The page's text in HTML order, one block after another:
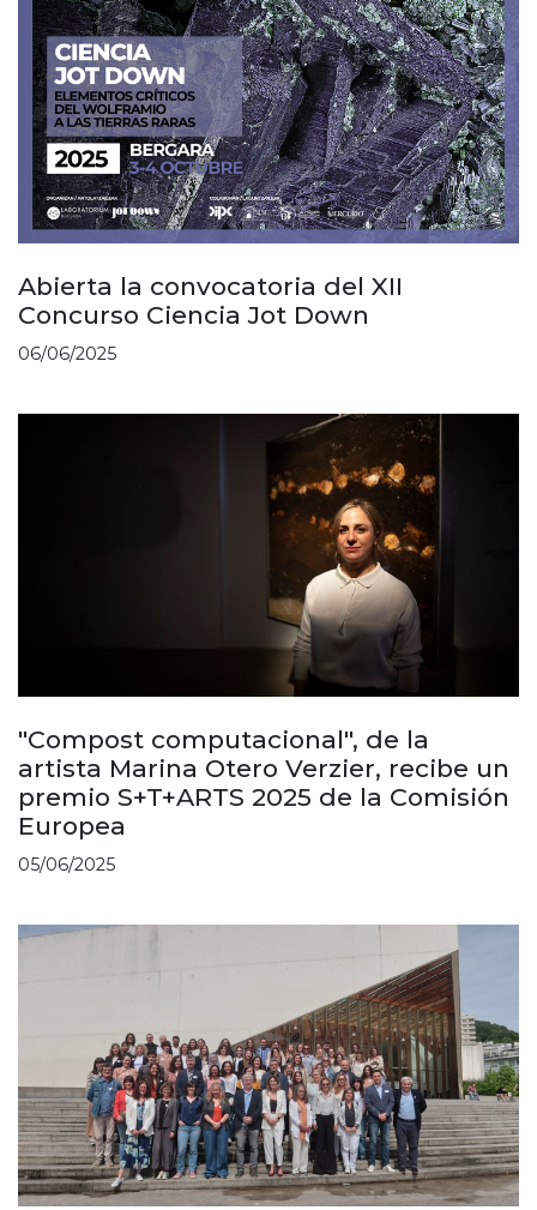
Abierta la convocatoria del XII
Concurso Ciencia Jot Down
06/06/2025
"Compost computacional", de la
artista Marina Otero Verzier, recibe un
premio S+T+ARTS 2025 de la Comisión
Europea
05/06/2025